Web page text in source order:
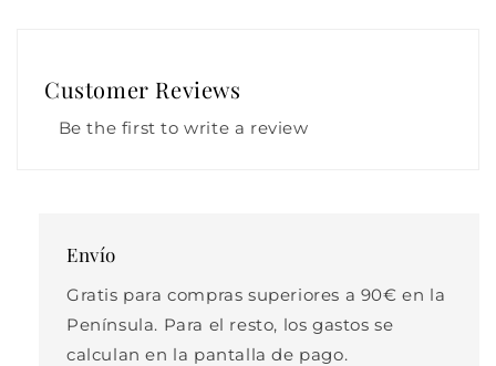
Customer Reviews
Be the first to write a review
Envío
Gratis para compras superiores a 90€ en la
Península. Para el resto, los gastos se
calculan en la pantalla de pago.